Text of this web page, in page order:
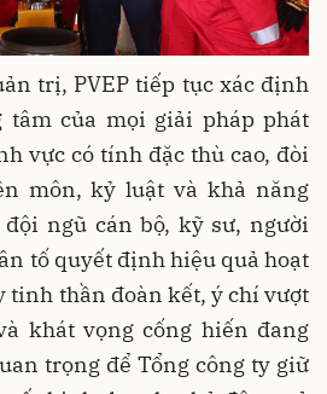
trị, PVEP tiếp tục xác định
tâm của mọi giải pháp phát
vực có tính đặc thù cao, đòi
môn, kỷ luật và khả năng
ngũ cán bộ, kỹ sư, người
tố quyết định hiệu quả hoạt
tinh thần đoàn kết, ý chí vượt
khát vọng cống hiến đang
trọng để Tổng công ty giữ